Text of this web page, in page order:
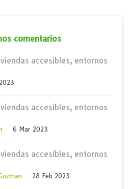
comentarios
accesibles, entornos
accesibles, entornos
6 Mar 2023
accesibles, entornos
28 Feb 2023